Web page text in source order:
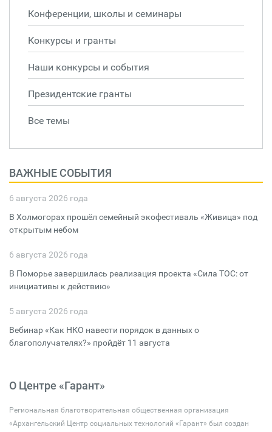
Конференции, школы и семинары
Конкурсы и гранты
Наши конкурсы и события
Президентские гранты
Все темы
ВАЖНЫЕ СОБЫТИЯ
6 августа 2026 года
В Холмогорах прошёл семейный экофестиваль «Живица» под
открытым небом
6 августа 2026 года
В Поморье завершилась реализация проекта «Сила ТОС: от
инициативы к действию»
5 августа 2026 года
Вебинар «Как НКО навести порядок в данных о
благополучателях?» пройдёт 11 августа
О Центре «Гарант»
Региональная благотворительная общественная организация
«Архангельский Центр социальных технологий «Гарант» был создан